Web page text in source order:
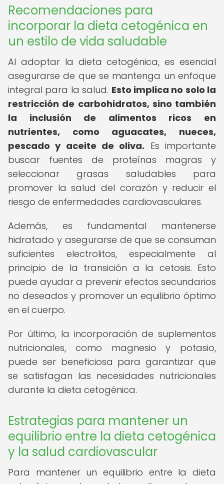
Recomendaciones para
incorporar la dieta cetogénica en
un estilo de vida saludable
Al adoptar la dieta cetogénica, es esencial
asegurarse de que se mantenga un enfoque
integral para la salud. Esto implica no solo la
restricción de carbohidratos, sino también
la inclusión de alimentos ricos en
nutrientes, como aguacates, nueces,
pescado y aceite de oliva. Es importante
buscar fuentes de proteínas magras y
seleccionar grasas saludables para
promover la salud del corazón y reducir el
riesgo de enfermedades cardiovasculares.
Además, es fundamental mantenerse
hidratado y asegurarse de que se consuman
suficientes electrolitos, especialmente al
principio de la transición a la cetosis. Esto
puede ayudar a prevenir efectos secundarios
no deseados y promover un equilibrio óptimo
en el cuerpo.
Por último, la incorporación de suplementos
nutricionales, como magnesio y potasio,
puede ser beneficiosa para garantizar que
se satisfagan las necesidades nutricionales
durante la dieta cetogénica.
Estrategias para mantener un
equilibrio entre la dieta cetogénica
y la salud cardiovascular
Para mantener un equilibrio entre la dieta